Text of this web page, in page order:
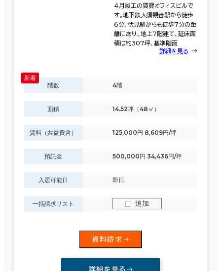
4月竣工の賃貸オフィスビルで
す。地下鉄大須観音駅から徒歩
6分、伏見駅からも徒歩7分の距
離にあり、地上7階建て、延床面
積は約307坪、基準階面
詳細を見る
階数 4階
面積 14.52坪（48㎡）
賃料（共益費含） 125,000円 8,609円/坪
預託金 500,000円 34,436円/坪
入居可能日 即日
一括請求リスト 追加
資料請求
詳細を見る